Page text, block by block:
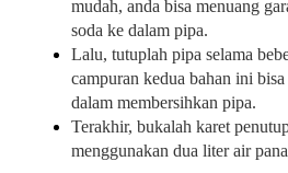
mudah, anda bisa menuang
soda ke dalam pipa.
Lalu, tutuplah pipa selama
campuran kedua bahan ini
dalam membersihkan pipa.
Terakhir, bukalah karet
menggunakan dua liter air